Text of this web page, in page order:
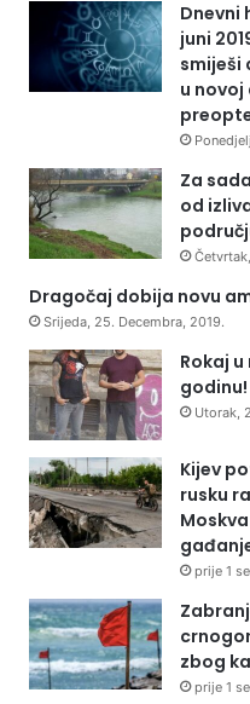
Dnevni
juni
smiješi
u novoj
Za
od
Dragočaj dobija novu
Srijeda, 25. Decembra, 2019.
Rokaj
godinu!
Utorak,
Kijev
rusku
prije 1
zbog
prije 1